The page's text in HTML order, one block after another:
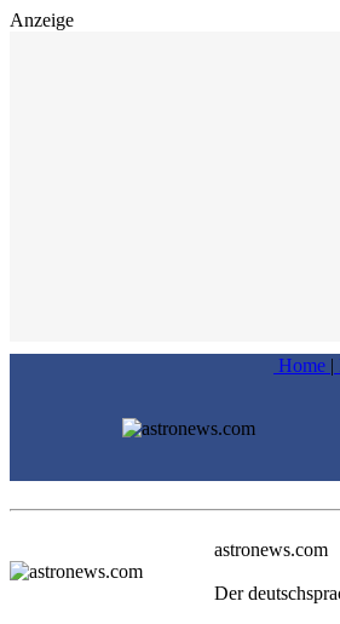
Anzeige
Home |
astronews.com
Der